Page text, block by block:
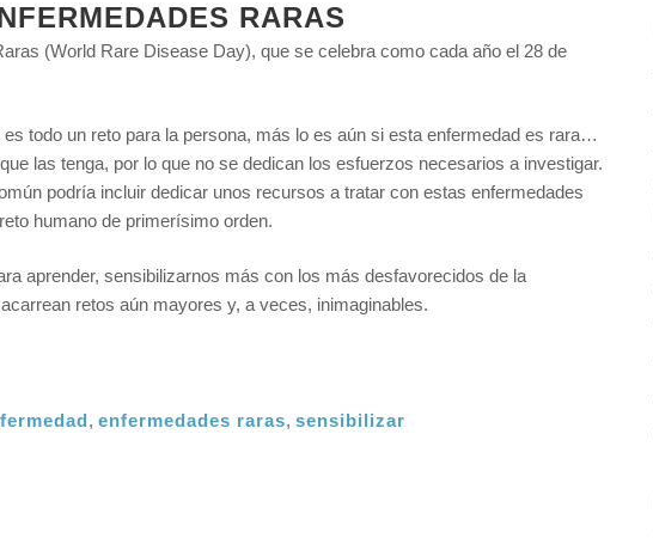
RARAS
(World Rare Disease Day), que se celebra como cada año el 28 de
todo un reto para la persona, más lo es aún si esta enfermedad es rara…
las tenga, por lo que no se dedican los esfuerzos necesarios a investigar.
podría incluir dedicar unos recursos a tratar con estas enfermedades
humano de primerísimo orden.
aprender, sensibilizarnos más con los más desfavorecidos de la
retos aún mayores y, a veces, inimaginables.
, enfermedades raras, sensibilizar